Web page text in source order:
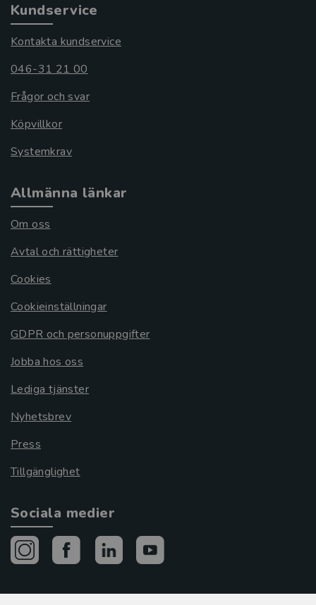
Kundservice
Kontakta kundservice
046-31 21 00
Frågor och svar
Köpvillkor
Systemkrav
Allmänna länkar
Om oss
Avtal och rättigheter
Cookies
Cookieinställningar
GDPR och personuppgifter
Jobba hos oss
Lediga tjänster
Nyhetsbrev
Press
Tillgänglighet
Sociala medier